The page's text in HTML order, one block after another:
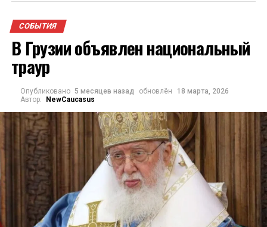
СОБЫТИЯ
В Грузии объявлен национальный
траур
Опубликовано 5 месяцев назад обновлён
18 марта, 2026
Автор:
NewCaucasus